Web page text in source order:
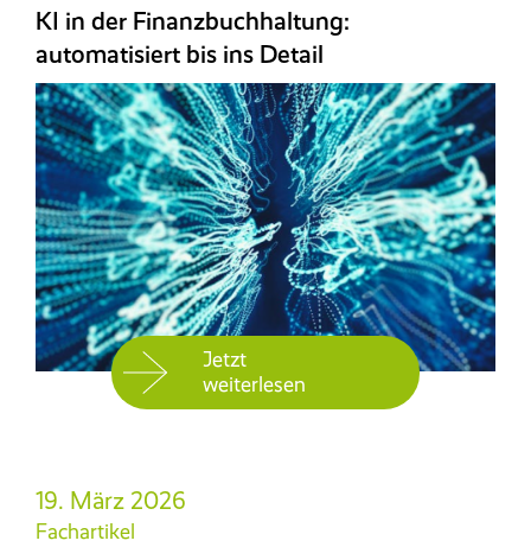
KI in der Finanzbuchhaltung:
automatisiert bis ins Detail
Jetzt
weiterlesen
19. März 2026
Fachartikel